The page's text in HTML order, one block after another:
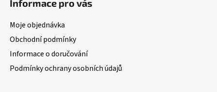
Informace pro vás
Moje objednávka
Obchodní podmínky
Informace o doručování
Podmínky ochrany osobních údajů